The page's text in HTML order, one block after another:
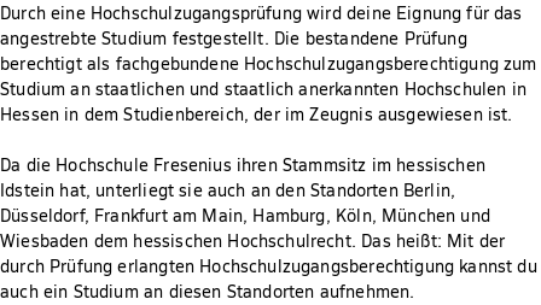
Durch eine Hochschulzugangsprüfung wird deine Eignung für das
angestrebte Studium festgestellt. Die bestandene Prüfung
berechtigt als fachgebundene Hochschulzugangsberechtigung zum
Studium an staatlichen und staatlich anerkannten Hochschulen in
Hessen in dem Studienbereich, der im Zeugnis ausgewiesen ist.
Da die Hochschule Fresenius ihren Stammsitz im hessischen
Idstein hat, unterliegt sie auch an den Standorten Berlin,
Düsseldorf, Frankfurt am Main, Hamburg, Köln, München und
Wiesbaden dem hessischen Hochschulrecht. Das heißt: Mit der
durch Prüfung erlangten Hochschulzugangsberechtigung kannst du
auch ein Studium an diesen Standorten aufnehmen.